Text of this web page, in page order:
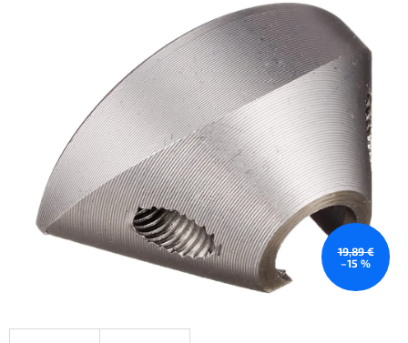
hvězdiček.
19,89 €
–15 %